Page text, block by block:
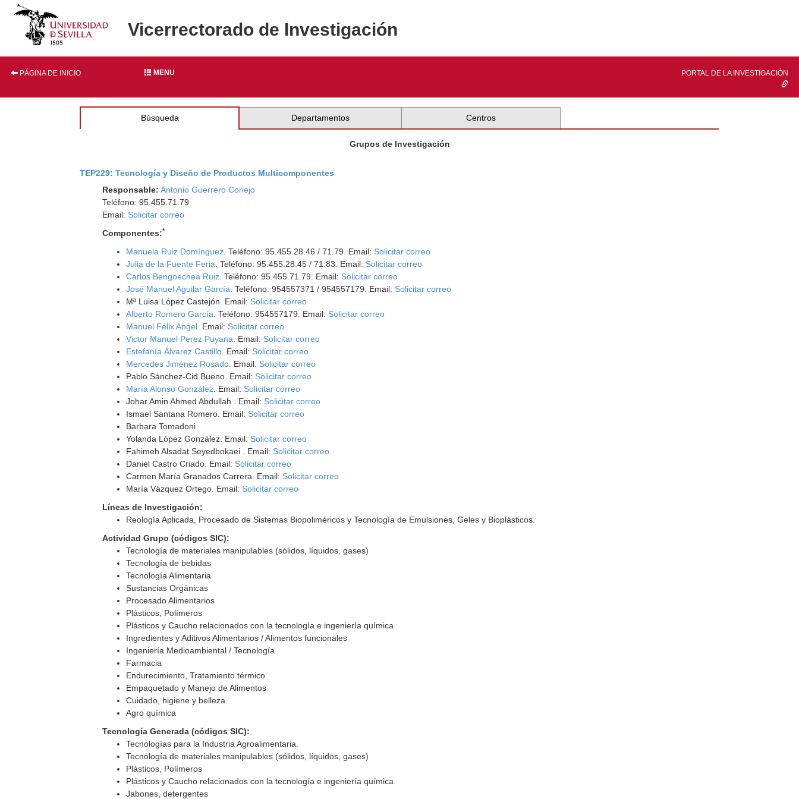
Vicerrectorado de Investigación
PÁGINA DE INICIO MENU PORTAL DE LA INVESTIGACIÓN
Búsqueda Departamentos Centros
Grupos de Investigación
TEP229: Tecnología y Diseño de Productos Multicomponentes
Responsable: Antonio Guerrero Conejo
Teléfono: 95.455.71.79
Email: Solicitar correo
Componentes:*
Manuela Ruiz Domínguez . Teléfono: 95.455.28.46 / 71.79. Email: Solicitar correo
Julia de la Fuente Feria . Teléfono: 95.455.28.45 / 71.83. Email: Solicitar correo
Carlos Bengoechea Ruiz . Teléfono: 95.455.71.79. Email: Solicitar correo
José Manuel Aguilar García . Teléfono: 954557371 / 954557179. Email: Solicitar correo
Mª Luisa López Castejón. Email: Solicitar correo
Alberto Romero García . Teléfono: 954557179. Email: Solicitar correo
Manuel Félix Angel . Email: Solicitar correo
Victor Manuel Perez Puyana . Email: Solicitar correo
Estefanía Álvarez Castillo . Email: Solicitar correo
Mercedes Jiménez Rosado . Email: Solicitar correo
Pablo Sánchez-Cid Bueno. Email: Solicitar correo
María Alonso González . Email: Solicitar correo
Johar Amin Ahmed Abdullah . Email: Solicitar correo
Ismael Santana Romero. Email: Solicitar correo
Barbara Tomadoni
Yolanda López González. Email: Solicitar correo
Fahimeh Alsadat Seyedbokaei . Email: Solicitar correo
Daniel Castro Criado. Email: Solicitar correo
Carmen María Granados Carrera. Email: Solicitar correo
María Vázquez Ortego. Email: Solicitar correo
Líneas de Investigación:
Reología Aplicada, Procesado de Sistemas Biopoliméricos y Tecnología de Emulsiones, Geles y Bioplásticos.
Actividad Grupo (códigos SIC):
Tecnología de materiales manipulables (sólidos, líquidos, gases)
Tecnología de bebidas
Tecnología Alimentaria
Sustancias Orgánicas
Procesado Alimentarios
Plásticos, Polímeros
Plásticos y Caucho relacionados con la tecnología e ingeniería química
Ingredientes y Aditivos Alimentarios / Alimentos funcionales
Ingeniería Medioambiental / Tecnología
Farmacia
Endurecimiento, Tratamiento térmico
Empaquetado y Manejo de Alimentos
Cuidado, higiene y belleza
Agro química
Tecnología Generada (códigos SIC):
Tecnologías para la Industria Agroalimentaria.
Tecnología de materiales manipulables (sólidos, líquidos, gases)
Plásticos, Polímeros
Plásticos y Caucho relacionados con la tecnología e ingeniería química
Jabones, detergentes